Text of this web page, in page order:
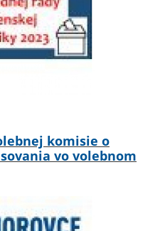
komisie o
vo volebnom